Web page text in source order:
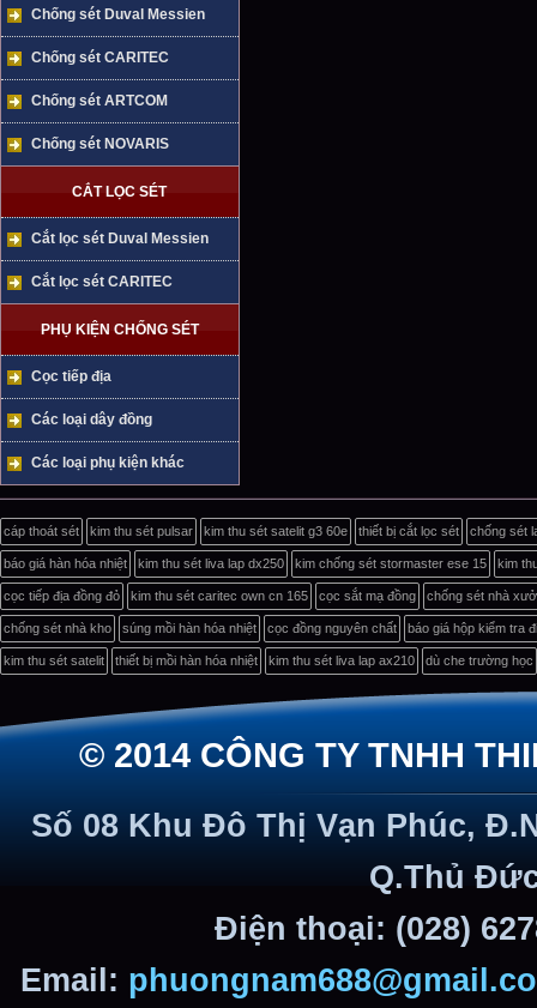
Chống sét Duval Messien
Chống sét CARITEC
Chống sét ARTCOM
Chống sét NOVARIS
CẮT LỌC SÉT
Cắt lọc sét Duval Messien
Cắt lọc sét CARITEC
PHỤ KIỆN CHỐNG SÉT
Cọc tiếp địa
Các loại dây đồng
Các loại phụ kiện khác
cáp thoát sét kim thu sét pulsar kim thu sét satelit g3 60e thiết bị cắt lọc sét chống sét
báo giá hàn hóa nhiệt kim thu sét liva lap dx250 kim chống sét stormaster ese 15 kim
cọc tiếp địa đồng đỏ kim thu sét caritec own cn 165 cọc sắt mạ đồng chống sét nhà
chống sét nhà kho súng mồi hàn hóa nhiệt cọc đồng nguyên chất báo giá hộp kiểm tra
kim thu sét satelit thiết bị mồi hàn hóa nhiệt kim thu sét liva lap ax210 dù che trường học
© 2014 CÔNG TY TNHH
Số 08 Khu Đô Thị Vạn Phúc,
Q.Thủ
Điện thoại: (028)
Email: